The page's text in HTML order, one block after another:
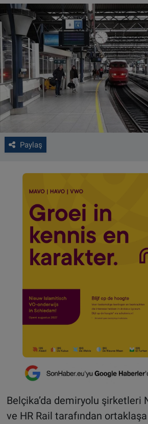
Paylaş
Belçika’da demiryolu şirketleri
ve HR Rail tarafından
FOTO GALERİ
VIDEO GALERİ
ALGEMENE VOORWAARDEN
CONTACT